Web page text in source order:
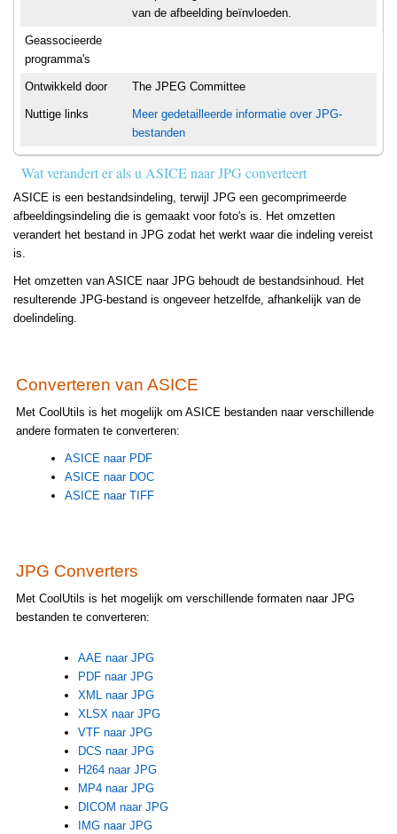
van de afbeelding beïnvloeden.
Geassocieerde
programma's
Ontwikkeld door The JPEG Committee
Nuttige links
Meer gedetailleerde informatie over JPG-
bestanden
Wat verandert er als u ASICE naar JPG converteert
ASICE is een bestandsindeling, terwijl JPG een gecomprimeerde
afbeeldingsindeling die is gemaakt voor foto's is. Het omzetten
verandert het bestand in JPG zodat het werkt waar die indeling vereist
is.
Het omzetten van ASICE naar JPG behoudt de bestandsinhoud. Het
resulterende JPG-bestand is ongeveer hetzelfde, afhankelijk van de
doelindeling.
Converteren van ASICE
Met CoolUtils is het mogelijk om ASICE bestanden naar verschillende
andere formaten te converteren:
ASICE naar PDF
ASICE naar DOC
ASICE naar TIFF
JPG Converters
Met CoolUtils is het mogelijk om verschillende formaten naar JPG
bestanden te converteren:
AAE naar JPG
PDF naar JPG
XML naar JPG
XLSX naar JPG
VTF naar JPG
DCS naar JPG
H264 naar JPG
MP4 naar JPG
DICOM naar JPG
IMG naar JPG